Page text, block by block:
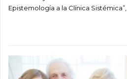
Epistemología a la Clínica Sistémica”,